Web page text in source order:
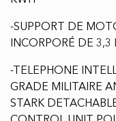
DE 10 H.P A 80 H.P
-PLAQUE DE
PLATE EN